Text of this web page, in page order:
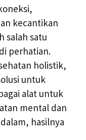
kecantikan
salah satu
perhatian.
holistik,
untuk
alat untuk
mental dan
hasilnya